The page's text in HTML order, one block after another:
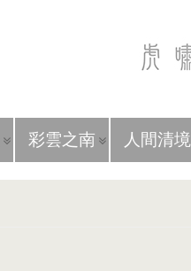
彩雲之南 人間清境